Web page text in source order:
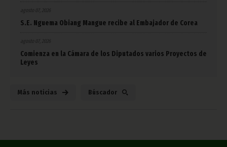
agosto 07, 2026
S.E. Nguema Obiang Mangue recibe al Embajador de Corea
agosto 07, 2026
Comienza en la Cámara de los Diputados varios Proyectos de
Leyes
Más noticias Búscador